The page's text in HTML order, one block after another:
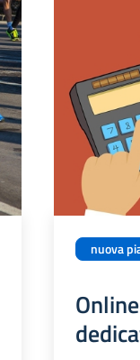
nuova